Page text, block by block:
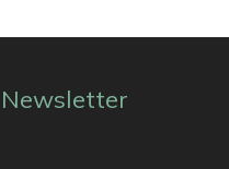
Newsletter